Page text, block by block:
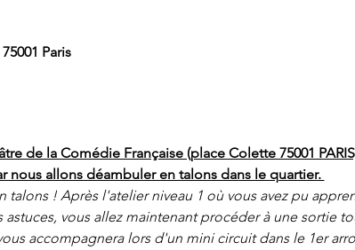
Paris
de la Comédie Française (place Colette 75001
nous allons déambuler en talons dans le quartier.
talons ! Après l'atelier niveau 1 où vous avez pu
astuces, vous allez maintenant procéder à une sortie
accompagnera lors d'un mini circuit dans le 1er